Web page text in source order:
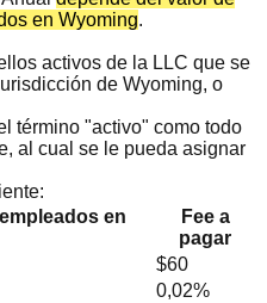
en Wyoming.
activos de la LLC que se
de Wyoming, o
término "activo" como todo
al cual se le pueda asignar
en
Fee a
pagar
$60
0,02%